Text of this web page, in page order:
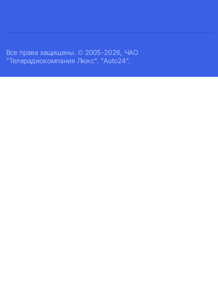
Все права защищены. © 2005-2026, ЧАО
"Телерадиокомпания Люкс". "Auto24".